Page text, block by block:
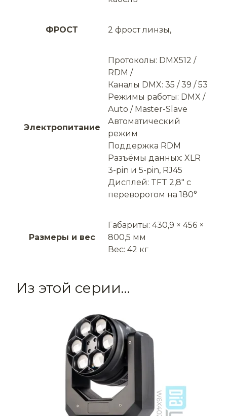
ФРОСТ 2 фрост линзы,
Электропитание
Протоколы: DMX512 /
RDM /
Каналы DMX: 35 / 39 / 53
Режимы работы: DMX /
Auto / Master-Slave
Автоматический
режим
Поддержка RDM
Разъёмы данных: XLR
3-pin и 5-pin, RJ45
Дисплей: TFT 2,8″ с
переворотом на 180°
Размеры и вес
Габариты: 430,9 × 456 ×
800,5 мм
Вес: 42 кг
Из этой серии…